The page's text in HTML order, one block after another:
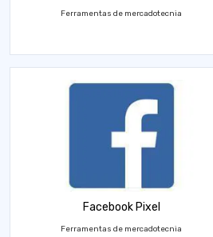
Ferramentas de mercadotecnia
Facebook Pixel
Ferramentas de mercadotecnia